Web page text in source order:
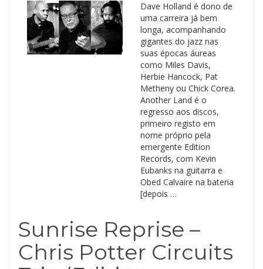
Dave Holland é dono de
uma carreira já bem
longa, acompanhando
gigantes do jazz nas
suas épocas áureas
como Miles Davis,
Herbie Hancock, Pat
Metheny ou Chick Corea.
Another Land é o
regresso aos discos,
primeiro registo em
nome próprio pela
emergente Edition
Records, com Kevin
Eubanks na guitarra e
Obed Calvaire na bateria
[depois …
Sunrise Reprise –
Chris Potter Circuits